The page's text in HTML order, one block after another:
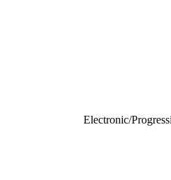
Electronic/